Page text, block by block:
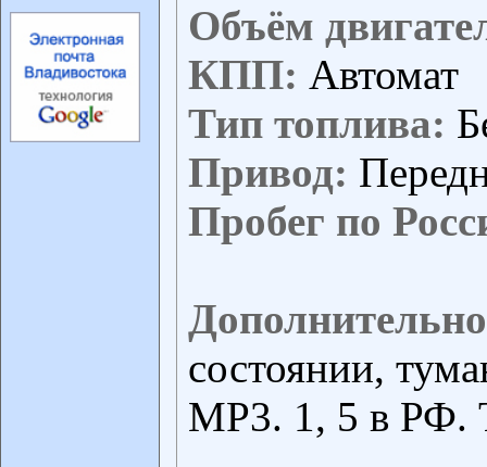
Объём
КПП: Автомат
Тип топлива:
Привод:
Пробег по
состоянии,
МР3. 1, 5 в РФ.